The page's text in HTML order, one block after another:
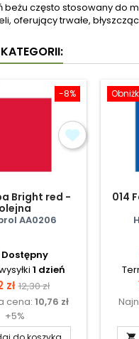
beżu często stosowany
oferujący trwałe,
-8%
Bright red -
olejna
AA0206
Dostępny
1 dzień
zł Cena
podstawowa
12,30 zł
cena: 10,76 zł
+5%
014